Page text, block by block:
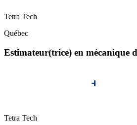
Tetra Tech
Québec
Estimateur(trice) en mécanique
Tetra Tech